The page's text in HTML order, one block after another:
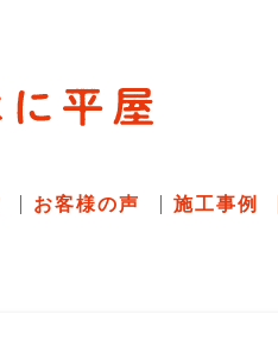
お客様の声 施工事例